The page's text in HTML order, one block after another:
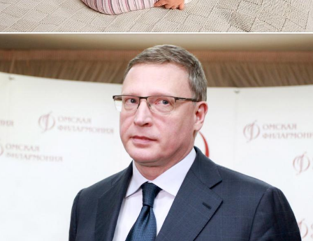
Сайт кандидата в губернаторы
Буркова Александра Леонидовича
Смотреть проект